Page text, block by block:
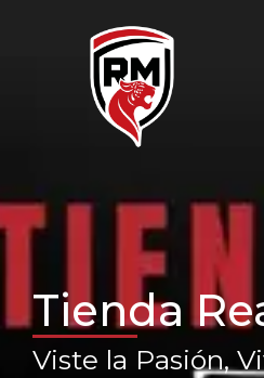
Tienda
Viste la Pasión,